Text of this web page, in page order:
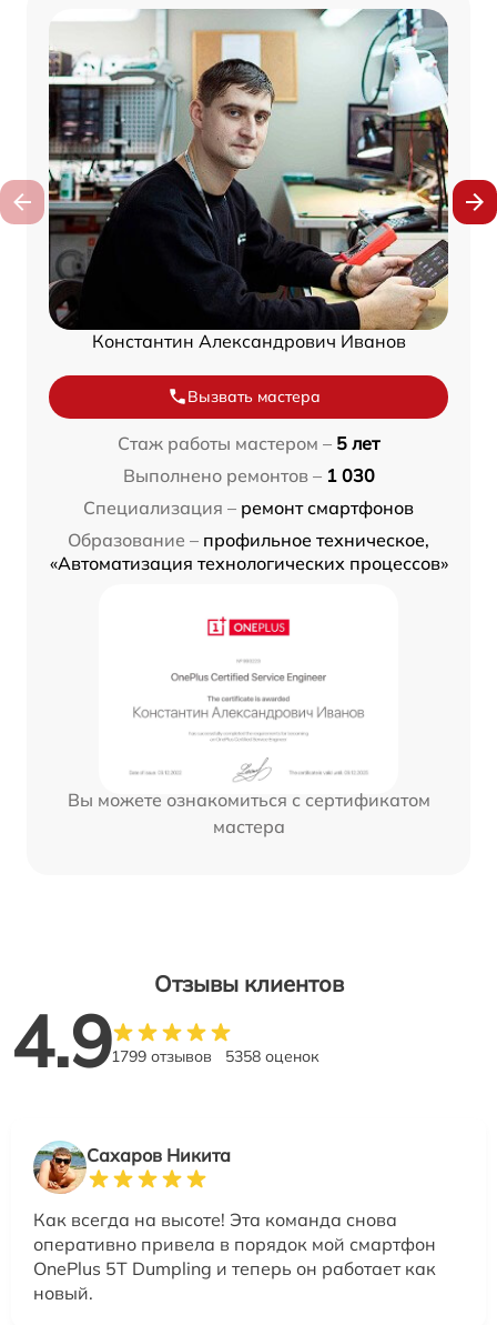
Константин Александрович Иванов
Вызвать мастера
Стаж работы мастером – 5 лет
Выполнено ремонтов – 1 030
Специализация – ремонт смартфонов
Образование – профильное техническое,
«Автоматизация технологических процессов»
Вы можете ознакомиться с сертификатом
мастера
Отзывы клиентов
4.91799 отзывов 5358 оценок
Сахаров Никита
Как всегда на высоте! Эта команда снова
оперативно привела в порядок мой смартфон
OnePlus 5T Dumpling и теперь он работает как
новый.